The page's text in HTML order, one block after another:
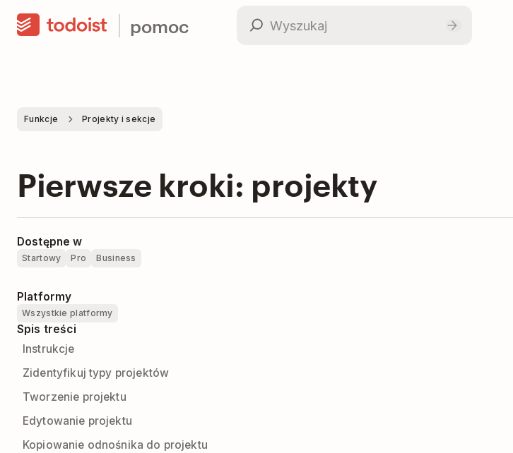
pomoc
Funkcje Projekty i sekcje
Pierwsze kroki: projekty
Dostępne w
Startowy Pro Business
Platformy
Wszystkie platformy
Spis treści
Instrukcje
Zidentyfikuj typy projektów
Tworzenie projektu
Edytowanie projektu
Kopiowanie odnośnika do projektu